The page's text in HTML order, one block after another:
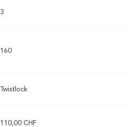
3
160
Twistlock
110,00 CHF